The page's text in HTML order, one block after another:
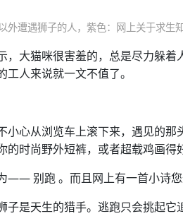
外遭遇狮子的人，紫色：网上关于求生
，大猫咪很害羞的，总是尽力躲
工人来说就一文不值了。
小心从浏览车上滚下来，遇见的
的时尚野外短裤，或者超载鸡画得
—— 别跑 。而且网上有一首小诗
子是天生的猎手。逃跑只会挑起